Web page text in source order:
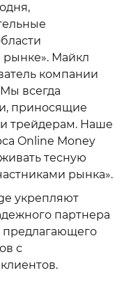
рынке». Майкл
компании
всегда
приносящие
трейдерам. Наше
Online Money
тесную
рынка».
укрепляют
партнера
предлагающего
с